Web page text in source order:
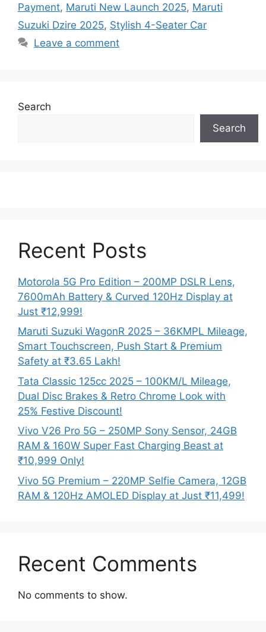
Payment, Maruti New Launch 2025, Maruti
Suzuki Dzire 2025, Stylish 4-Seater Car
Leave a comment
Search
Search
Recent Posts
Motorola 5G Pro Edition – 200MP DSLR Lens,
7600mAh Battery & Curved 120Hz Display at
Just ₹12,999!
Maruti Suzuki WagonR 2025 – 36KMPL Mileage,
Smart Touchscreen, Push Start & Premium
Safety at ₹3.65 Lakh!
Tata Classic 125cc 2025 – 100KM/L Mileage,
Dual Disc Brakes & Retro Chrome Look with
25% Festive Discount!
Vivo V26 Pro 5G – 250MP Sony Sensor, 24GB
RAM & 160W Super Fast Charging Beast at
₹10,999 Only!
Vivo 5G Premium – 220MP Selfie Camera, 12GB
RAM & 120Hz AMOLED Display at Just ₹11,499!
Recent Comments
No comments to show.